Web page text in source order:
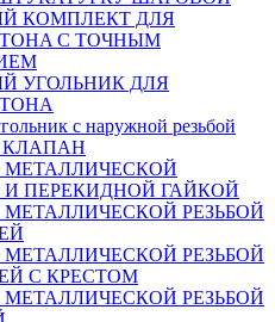
КОМПЛЕКТ ДЛЯ
С ТОЧНЫМ
УГОЛЬНИК ДЛЯ
с наружной резьбой
КЛАПАН
МЕТАЛЛИЧЕСКОЙ
ПЕРЕКИДНОЙ ГАЙКОЙ
МЕТАЛЛИЧЕСКОЙ РЕЗЬБОЙ
МЕТАЛЛИЧЕСКОЙ РЕЗЬБОЙ
С КРЕСТОМ
МЕТАЛЛИЧЕСКОЙ РЕЗЬБОЙ